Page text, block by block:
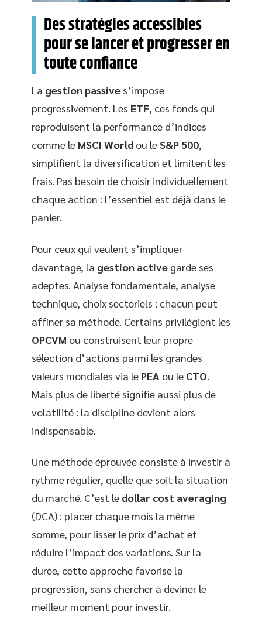
Des stratégies accessibles
pour se lancer et progresser en
toute confiance
La gestion passive s’impose
progressivement. Les ETF, ces fonds qui
reproduisent la performance d’indices
comme le MSCI World ou leS&P 500,
simplifient la diversification et limitent les
frais. Pas besoin de choisir individuellement
chaque action : l’essentiel est déjà dans le
panier.
Pour ceux qui veulent s’impliquer
davantage, la gestion active garde ses
adeptes. Analyse fondamentale, analyse
technique, choix sectoriels : chacun peut
affiner sa méthode. Certains privilégient les
OPCVM ou construisent leur propre
sélection d’actions parmi les grandes
valeurs mondiales via le PEA ou le CTO.
Mais plus de liberté signifie aussi plus de
volatilité : la discipline devient alors
indispensable.
Une méthode éprouvée consiste à investir à
rythme régulier, quelle que soit la situation
du marché. C’est le dollar cost averaging
(DCA) : placer chaque mois la même
somme, pour lisser le prix d’achat et
réduire l’impact des variations. Sur la
durée, cette approche favorise la
progression, sans chercher à deviner le
meilleur moment pour investir.